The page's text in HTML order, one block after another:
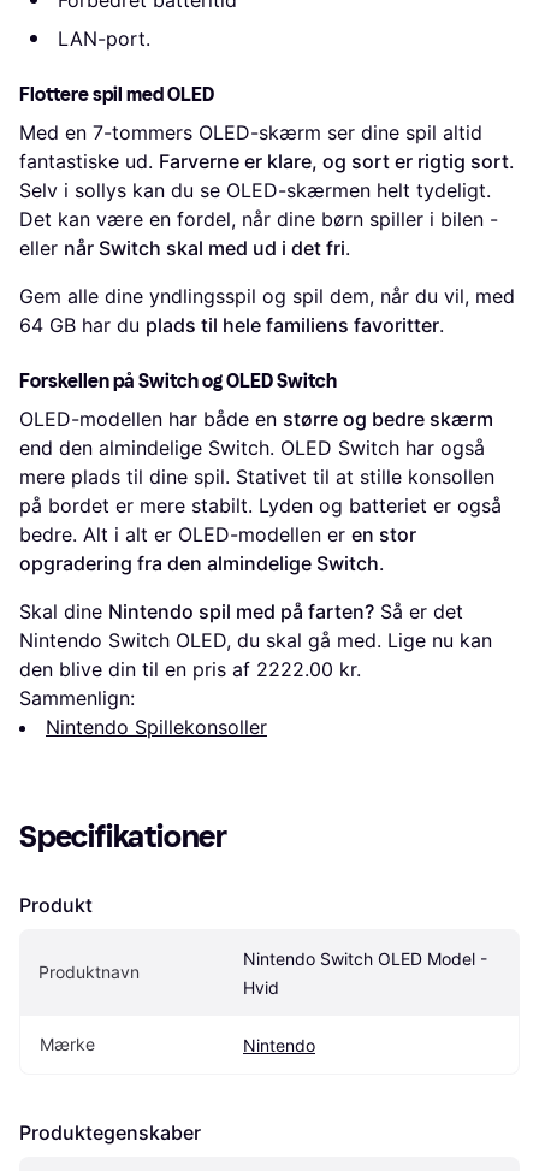
LAN-port.
Flottere spil med OLED
Med en 7-tommers OLED-skærm ser dine spil altid
fantastiske ud. Farverne er klare, og sort er rigtig sort.
Selv i sollys kan du se OLED-skærmen helt tydeligt.
Det kan være en fordel, når dine børn spiller i bilen -
eller når Switch skal med ud i det fri.
Gem alle dine yndlingsspil og spil dem, når du vil, med
64 GB har du plads til hele familiens favoritter.
Forskellen på Switch og OLED Switch
OLED-modellen har både en større og bedre skærm
end den almindelige Switch. OLED Switch har også
mere plads til dine spil. Stativet til at stille konsollen
på bordet er mere stabilt. Lyden og batteriet er også
bedre. Alt i alt er OLED-modellen er en stor
opgradering fra den almindelige Switch.
Skal dine Nintendo spil med på farten? Så er det
Nintendo Switch OLED, du skal gå med. Lige nu kan
den blive din til en pris af 2222.00 kr.
Sammenlign:
Nintendo Spillekonsoller
Specifikationer
Produkt
Produktnavn
Nintendo Switch OLED Model -
Hvid
Mærke Nintendo
Produktegenskaber